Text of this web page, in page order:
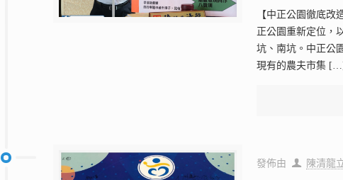
【中正公園徹底
正公園重新定位，
坑、南坑。中正公
現有的農夫市集
發佈由 陳清龍